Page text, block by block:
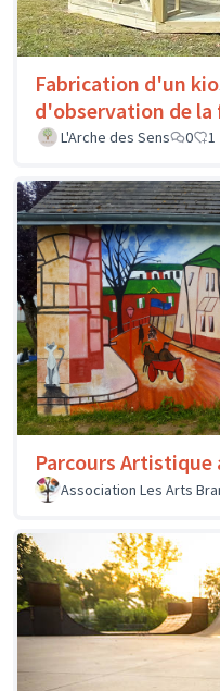
Fabrication d'un
d'observation de
L'Arche des Sens
0 1
Parcours Artistique
Association Les Arts